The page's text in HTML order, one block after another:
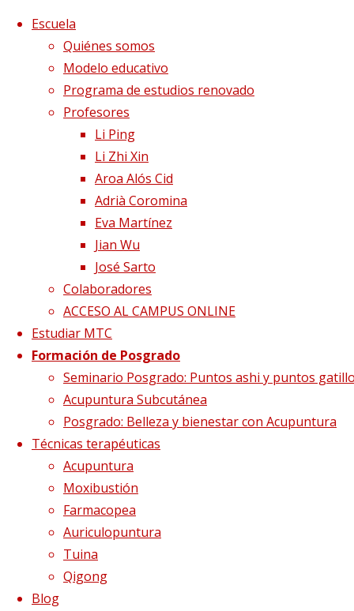
Saltar al contenido
Escuela
Quiénes somos
Modelo educativo
Programa de estudios renovado
Profesores
Li Ping
Li Zhi Xin
Aroa Alós Cid
Adrià Coromina
Eva Martínez
Jian Wu
José Sarto
Colaboradores
ACCESO AL CAMPUS ONLINE
Estudiar MTC
Formación de Posgrado
Seminario Posgrado: Puntos ashi y puntos
Acupuntura Subcutánea
Posgrado: Belleza y bienestar con Acupuntura
Técnicas terapéuticas
Acupuntura
Moxibustión
Farmacopea
Auriculopuntura
Tuina
Qigong
Blog
Página de InicioClínica Sinergia
Clínica Sinergia
TERAPIAS
Síguenos en Twitter
Tweets sobre liping_mtc